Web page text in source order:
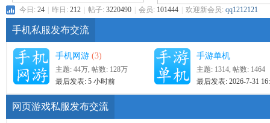
服 局满攻速，装备
今日: 24 昨日: 212 帖子: 3220490 会员: 101444 欢迎新会员: qq1212121
手机私服发布交流
手机网游 (3)
主题: 44万, 帖数: 128万
最后发表: 5 小时前
手游单机
主题: 1314, 帖数: 1464
最后发表: 2026-7-31
网页游戏私服发布交流